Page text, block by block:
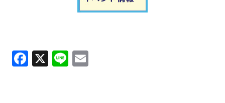
やまがた情熱市場
F
a
X Li
n